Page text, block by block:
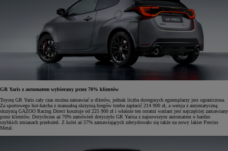
GR Yaris z automatem wybierany przez 70% klientów
Toyotę GR Yaris cały czas można zamawiać u dilerów, jednak liczba dostępnych egzemplarzy jest ograniczona.
Za sportowego hot-hatcha z manualną skrzynią biegów trzeba zapłacić 214 900 zł, a wersja z automatyczną
skrzynią GAZOO Racing Direct kosztuje od 225 900 zł i właśnie ten ostatni wariant jest najczęściej zamawiany
przez klientów. Dotychczas aż 70% zamówień dotyczyło GR Yarisa z najnowszym automatem o bardzo
szybkich zmianach przełożeń. Z kolei aż 57% zamawiających zdecydowało się także na nowy lakier Precius
Metal.